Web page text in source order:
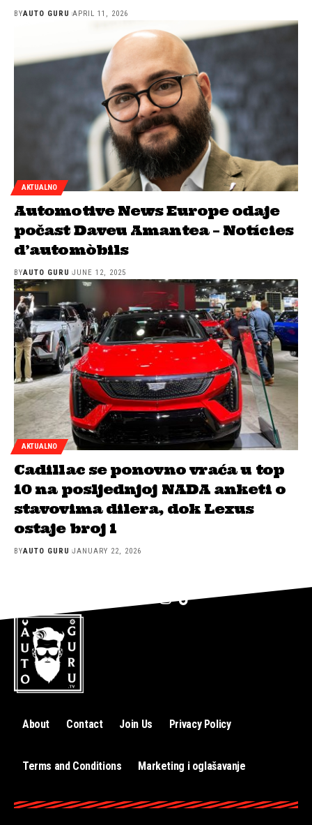
BYAUTO GURU APRIL 11, 2026
AKTUALNO
Automotive News Europe odaje
počast Daveu Amantea – Notícies
d’automòbils
BYAUTO GURU JUNE 12, 2025
AKTUALNO
Cadillac se ponovno vraća u top
10 na posljednjoj NADA anketi o
stavovima dilera, dok Lexus
ostaje broj 1
BYAUTO GURU JANUARY 22, 2026
About Contact Join Us Privacy Policy
Terms and Conditions Marketing i oglašavanje